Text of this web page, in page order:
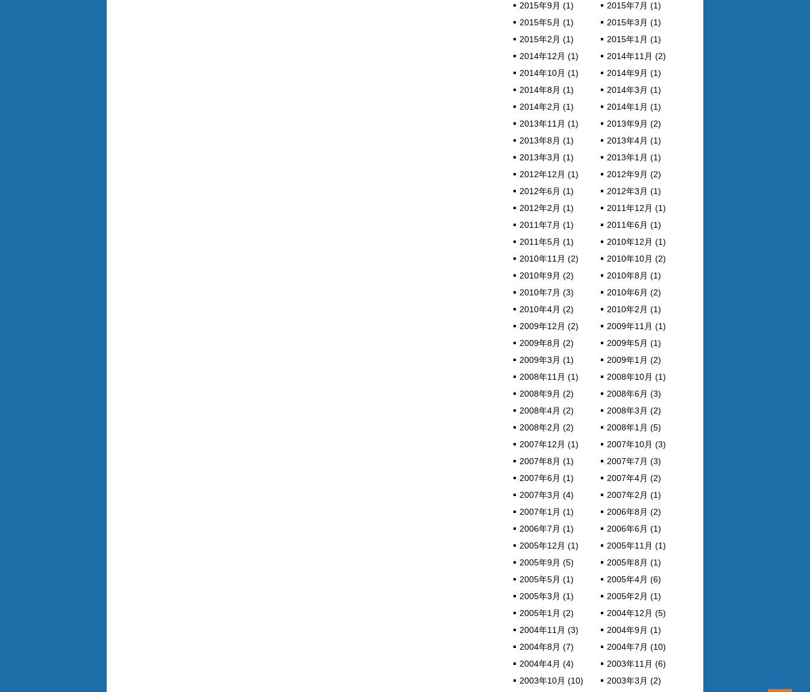
2015年9月 (1)
2015年7月 (1)
2015年5月 (1)
2015年3月 (1)
2015年2月 (1)
2015年1月 (1)
2014年12月 (1)
2014年11月 (2)
2014年10月 (1)
2014年9月 (1)
2014年8月 (1)
2014年3月 (1)
2014年2月 (1)
2014年1月 (1)
2013年11月 (1)
2013年9月 (2)
2013年8月 (1)
2013年4月 (1)
2013年3月 (1)
2013年1月 (1)
2012年12月 (1)
2012年9月 (2)
2012年6月 (1)
2012年3月 (1)
2012年2月 (1)
2011年12月 (1)
2011年7月 (1)
2011年6月 (1)
2011年5月 (1)
2010年12月 (1)
2010年11月 (2)
2010年10月 (2)
2010年9月 (2)
2010年8月 (1)
2010年7月 (3)
2010年6月 (2)
2010年4月 (2)
2010年2月 (1)
2009年12月 (2)
2009年11月 (1)
2009年8月 (2)
2009年5月 (1)
2009年3月 (1)
2009年1月 (2)
2008年11月 (1)
2008年10月 (1)
2008年9月 (2)
2008年6月 (3)
2008年4月 (2)
2008年3月 (2)
2008年2月 (2)
2008年1月 (5)
2007年12月 (1)
2007年10月 (3)
2007年8月 (1)
2007年7月 (3)
2007年6月 (1)
2007年4月 (2)
2007年3月 (4)
2007年2月 (1)
2007年1月 (1)
2006年8月 (2)
2006年7月 (1)
2006年6月 (1)
2005年12月 (1)
2005年11月 (1)
2005年9月 (5)
2005年8月 (1)
2005年5月 (1)
2005年4月 (6)
2005年3月 (1)
2005年2月 (1)
2005年1月 (2)
2004年12月 (5)
2004年11月 (3)
2004年9月 (1)
2004年8月 (7)
2004年7月 (10)
2004年4月 (4)
2003年11月 (6)
2003年10月 (10)
2003年3月 (2)